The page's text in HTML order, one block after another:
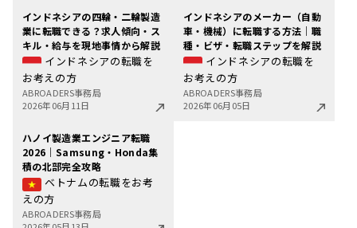
インドネシアの四輪・二輪製造
業に転職できる？求人傾向・ス
キル・給与を現地事情から解説
インドネシアの転職を
お考えの方
ABROADERS事務局
2026年06月11日
インドネシアのメーカー（自動
車・機械）に転職する方法｜職
種・ビザ・転職ステップを解説
インドネシアの転職を
お考えの方
ABROADERS事務局
2026年06月05日
ハノイ製造業エンジニア転職
2026｜Samsung・Honda集
積の北部完全攻略
ベトナムの転職をお考
えの方
ABROADERS事務局